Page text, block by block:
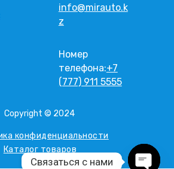
info@mirauto.k
z
Номер
телефона:+7
(777) 911 5555
Copyright © 2024
конфиденциальности
Каталог товаров
Связаться с нами